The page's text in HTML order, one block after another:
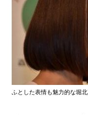
ふとした表情も魅力的な堀